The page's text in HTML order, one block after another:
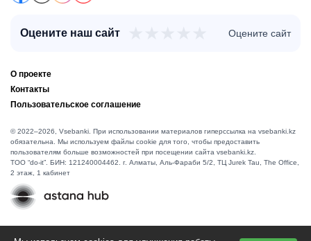
Оцените наш сайт Оцените сайт
О проекте
Контакты
Пользовательское соглашение
© 2022–2026, Vsebanki. При использовании материалов гиперссылка на vsebanki.kz
обязательна. Мы используем файлы cookie для того, чтобы предоставить
пользователям больше возможностей при посещении сайта vsebanki.kz.
TOO “do-it”. БИН: 121240004462. г. Алматы, ​Аль-Фараби 5/2, ТЦ Jurek Tau, The Office,
2 этаж, 1 кабинет